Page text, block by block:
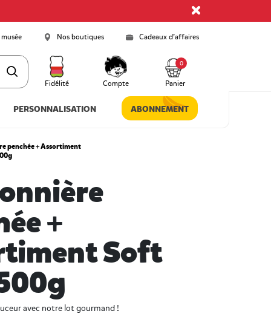
Nos boutiques Cadeaux d’affaires
Fidélité Compte Panier
0
PERSONNALISATION ABONNEMENT
penchée + Assortiment
+
Soft
avec notre lot gourmand !